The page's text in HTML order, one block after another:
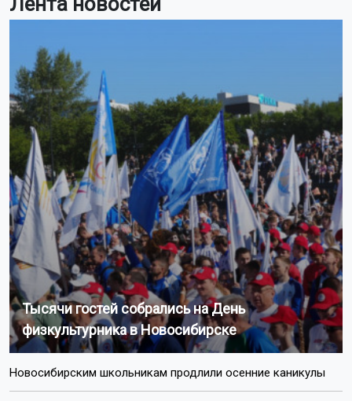
Тысячи гостей собрались на День
физкультурника в Новосибирске
Новосибирским школьникам продлили осенние каникулы